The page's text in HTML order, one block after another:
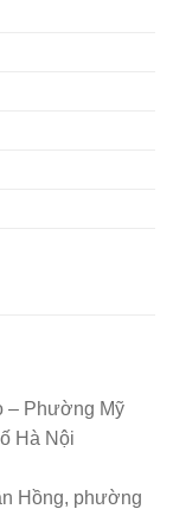
– Phường Mỹ
Hà Nội
Hồng, phường